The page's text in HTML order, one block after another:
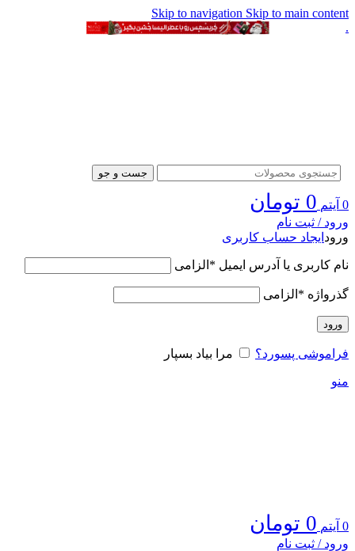
Skip to navigation Skip to main content
.
جست و جو
0 آیتم 0 تومان
ورود / ثبت نام
ورود ایجاد حساب کاربری
نام کاربری یا آدرس ایمیل * الزامی
گذرواژه * الزامی
ورود
فراموشی پسورد؟ مرا بیاد بسپار
منو
0 آیتم 0 تومان
ورود / ثبت نام